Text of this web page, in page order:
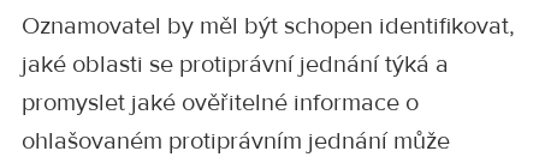
Oznamovatel by měl být schopen identifikovat,
jaké oblasti se protiprávní jednání týká a
promyslet jaké ověřitelné informace o
ohlašovaném protiprávním jednání může